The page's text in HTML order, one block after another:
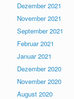
Dezember 2021
November 2021
September 2021
Februar 2021
Januar 2021
Dezember 2020
November 2020
August 2020